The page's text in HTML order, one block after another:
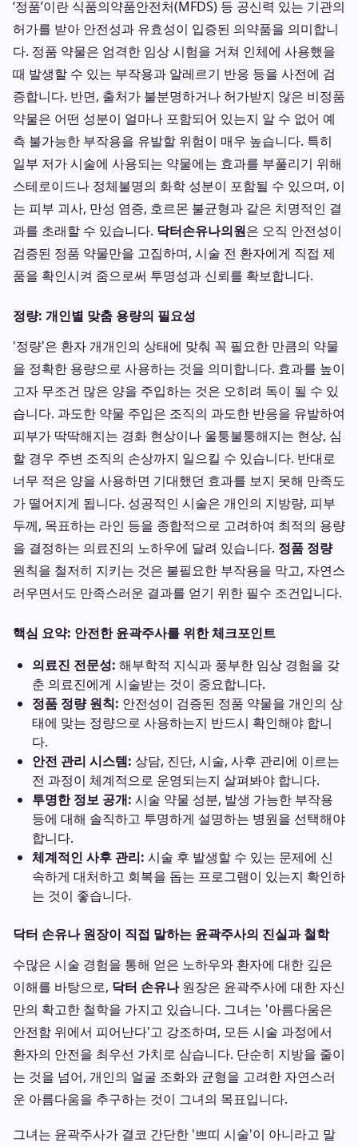
‘정품’이란 식품의약품안전처(MFDS) 등 공신력 있는 기관의
허가를 받아 안전성과 유효성이 입증된 의약품을 의미합니
다. 정품 약물은 엄격한 임상 시험을 거쳐 인체에 사용했을
때 발생할 수 있는 부작용과 알레르기 반응 등을 사전에 검
증합니다. 반면, 출처가 불분명하거나 허가받지 않은 비정품
약물은 어떤 성분이 얼마나 포함되어 있는지 알 수 없어 예
측 불가능한 부작용을 유발할 위험이 매우 높습니다. 특히
일부 저가 시술에 사용되는 약물에는 효과를 부풀리기 위해
스테로이드나 정체불명의 화학 성분이 포함될 수 있으며, 이
는 피부 괴사, 만성 염증, 호르몬 불균형과 같은 치명적인 결
과를 초래할 수 있습니다. 닥터손유나의원은 오직 안전성이
검증된 정품 약물만을 고집하며, 시술 전 환자에게 직접 제
품을 확인시켜 줌으로써 투명성과 신뢰를 확보합니다.
정량: 개인별 맞춤 용량의 필요성
'정량'은 환자 개개인의 상태에 맞춰 꼭 필요한 만큼의 약물
을 정확한 용량으로 사용하는 것을 의미합니다. 효과를 높이
고자 무조건 많은 양을 주입하는 것은 오히려 독이 될 수 있
습니다. 과도한 약물 주입은 조직의 과도한 반응을 유발하여
피부가 딱딱해지는 경화 현상이나 울퉁불퉁해지는 현상, 심
할 경우 주변 조직의 손상까지 일으킬 수 있습니다. 반대로
너무 적은 양을 사용하면 기대했던 효과를 보지 못해 만족도
가 떨어지게 됩니다. 성공적인 시술은 개인의 지방량, 피부
두께, 목표하는 라인 등을 종합적으로 고려하여 최적의 용량
을 결정하는 의료진의 노하우에 달려 있습니다. 정품 정량
원칙을 철저히 지키는 것은 불필요한 부작용을 막고, 자연스
러우면서도 만족스러운 결과를 얻기 위한 필수 조건입니다.
핵심 요약: 안전한 윤곽주사를 위한 체크포인트
의료진 전문성: 해부학적 지식과 풍부한 임상 경험을 갖
춘 의료진에게 시술받는 것이 중요합니다.
정품 정량 원칙: 안전성이 검증된 정품 약물을 개인의 상
태에 맞는 정량으로 사용하는지 반드시 확인해야 합니
다.
안전 관리 시스템: 상담, 진단, 시술, 사후 관리에 이르는
전 과정이 체계적으로 운영되는지 살펴봐야 합니다.
투명한 정보 공개: 시술 약물 성분, 발생 가능한 부작용
등에 대해 솔직하고 투명하게 설명하는 병원을 선택해야
합니다.
체계적인 사후 관리: 시술 후 발생할 수 있는 문제에 신
속하게 대처하고 회복을 돕는 프로그램이 있는지 확인하
는 것이 좋습니다.
닥터 손유나 원장이 직접 말하는 윤곽주사의 진실과 철학
수많은 시술 경험을 통해 얻은 노하우와 환자에 대한 깊은
이해를 바탕으로, 닥터 손유나원장은 윤곽주사에 대한 자신
만의 확고한 철학을 가지고 있습니다. 그녀는 '아름다움은
안전함 위에서 피어난다'고 강조하며, 모든 시술 과정에서
환자의 안전을 최우선 가치로 삼습니다. 단순히 지방을 줄이
는 것을 넘어, 개인의 얼굴 조화와 균형을 고려한 자연스러
운 아름다움을 추구하는 것이 그녀의 목표입니다.
그녀는 윤곽주사가 결코 간단한 '쁘띠 시술'이 아니라고 말